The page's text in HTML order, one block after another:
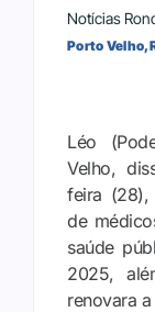
Notícias
Porto Velho,
Léo
Velho,
feira (28),
de
saúde
2025,
renovara